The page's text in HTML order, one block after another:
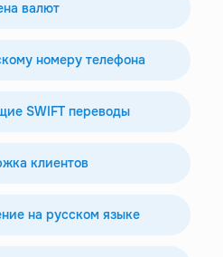
валют
номеру телефона
SWIFT переводы
клиентов
на русском языке